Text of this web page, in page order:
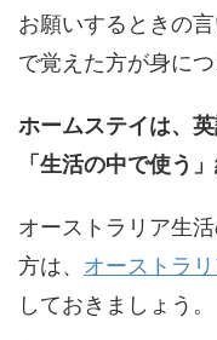
お願いするときの
で覚えた方が身に
ホームステイは、
「生活の中で使う
オーストラリア生
方は、 オーストラ
しておきましょう。